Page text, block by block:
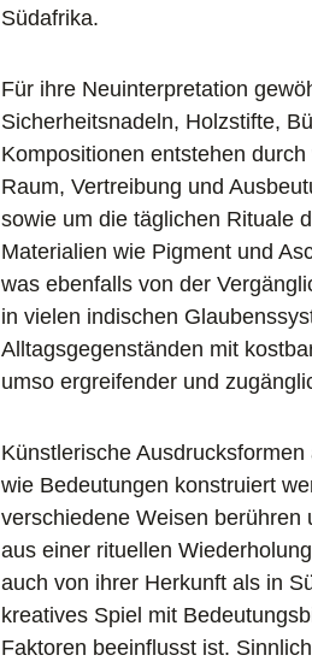
Südafrika.
Für ihre Neuinterpretation
Sicherheitsnadeln, Holzstifte,
Kompositionen entstehen
Raum, Vertreibung und
sowie um die täglichen Rituale
Materialien wie Pigment und
was ebenfalls von der
in vielen indischen
Alltagsgegenständen mit
umso ergreifender und
Künstlerische
wie Bedeutungen konstruiert
verschiedene Weisen berühren
aus einer rituellen
auch von ihrer Herkunft als in
kreatives Spiel mit
Faktoren beeinflusst ist.